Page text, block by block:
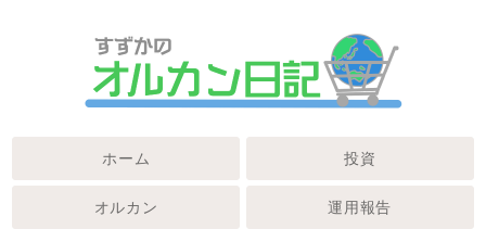
ホーム 投資
オルカン 運用報告